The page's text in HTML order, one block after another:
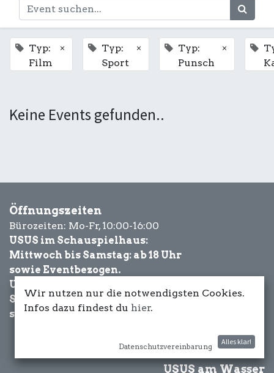
Typ:
Film
×
Typ:
Sport
×
Typ:
Punsch
×
Keine Events gefunden..
Öffnungszeiten
Bürozeiten: Mo-Fr, 10:00-16:00
USUS im Schauspielhaus:
Mittwoch bis Samstag: ab 18 Uhr
sowie Eventbezogen.
USUS am Wasser:
Schönwetter-
sowie Eventbezogen.
USUS am Wasser
Wir nutzen nur die notwendigsten Cookies.
Infos dazu findest du hier.
Datenschutzvereinbarung
Alles klar!